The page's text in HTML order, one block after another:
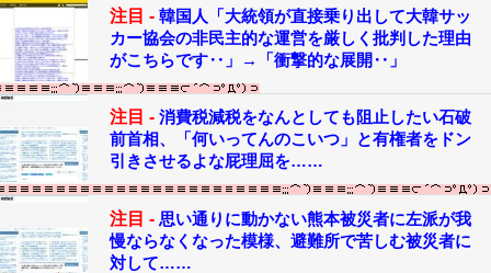
注目 - 韓国人「大統領が直接乗り出して大韓サッ
カー協会の非民主的な運営を厳しく批判した理由
がこちらです‥」→「衝撃的な展開‥」
注目 - 消費税減税をなんとしても阻止したい石破
前首相、「何いってんのこいつ」と有権者をドン
引きさせるよな屁理屈を……
注目 - 思い通りに動かない熊本被災者に左派が我
慢ならなくなった模様、避難所で苦しむ被災者に
対して……